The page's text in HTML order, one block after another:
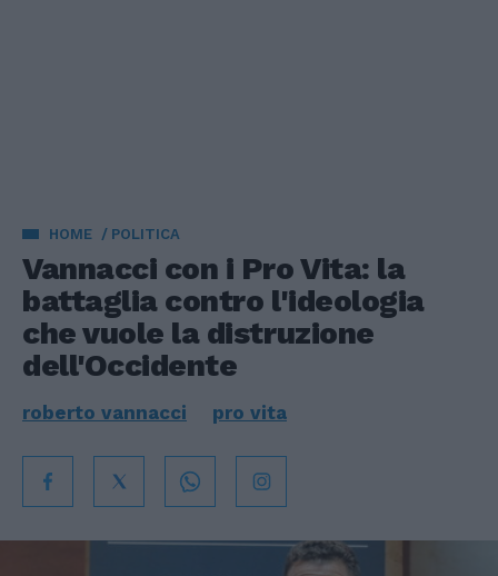
HOME POLITICA
Vannacci con i Pro Vita: la
battaglia contro l'ideologia
che vuole la distruzione
dell'Occidente
roberto vannacci pro vita